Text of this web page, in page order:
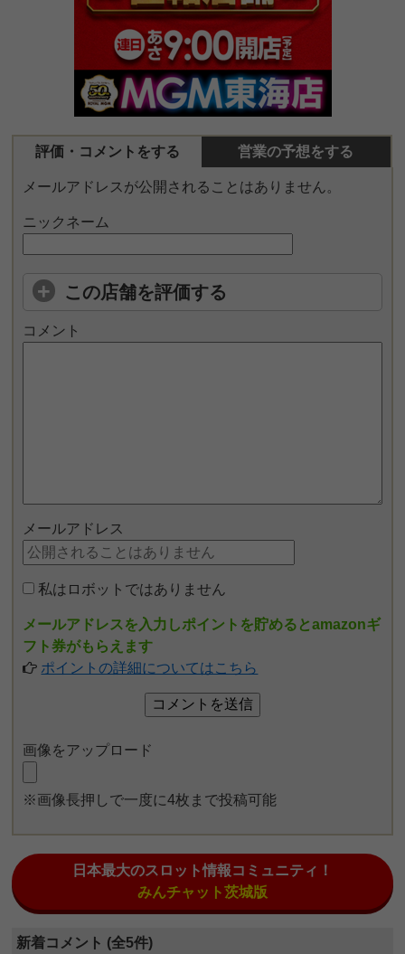
評価・コメントをする 営業の予想をする
メールアドレスが公開されることはありません。
ニックネーム
この店舗を評価する
コメント
メールアドレス
私はロボットではありません
メールアドレスを入力しポイントを貯めるとamazonギ
フト券がもらえます
ポイントの詳細についてはこちら
画像をアップロード
※画像長押しで一度に4枚まで投稿可能
日本最大のスロット情報コミュニティ！
みんチャット茨城版
新着コメント (全5件)